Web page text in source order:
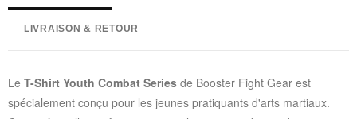
LIVRAISON & RETOUR
Le T-Shirt Youth Combat Series de Booster Fight Gear est
spécialement conçu pour les jeunes pratiquants d'arts martiaux.